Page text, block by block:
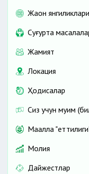
Жаҳон янгиликлари
Cуғурта
Жамият
Локация
Ҳодисалар
Сиз учун муҳим
Маҳалла
Молия
Дайжестлар